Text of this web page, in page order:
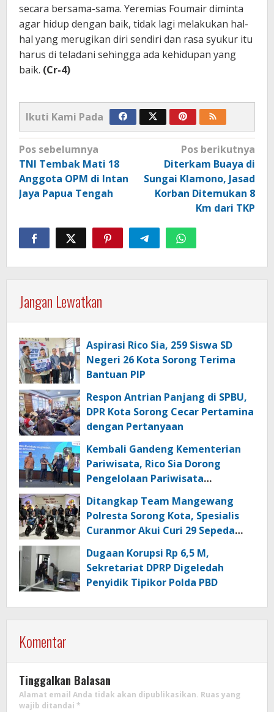
secara bersama-sama. Yeremias Foumair diminta
agar hidup dengan baik, tidak lagi melakukan hal-
hal yang merugikan diri sendiri dan rasa syukur itu
harus di teladani sehingga ada kehidupan yang
baik. (Cr-4)
Ikuti Kami Pada
Navigasi
pos
Pos sebelumnya
TNI Tembak Mati 18
Anggota OPM di Intan
Jaya Papua Tengah
Pos berikutnya
Diterkam Buaya di
Sungai Klamono, Jasad
Korban Ditemukan 8
Km dari TKP
Jangan Lewatkan
Aspirasi Rico Sia, 259 Siswa SD
Negeri 26 Kota Sorong Terima
Bantuan PIP
Respon Antrian Panjang di SPBU,
DPR Kota Sorong Cecar Pertamina
dengan Pertanyaan
Kembali Gandeng Kementerian
Pariwisata, Rico Sia Dorong
Pengelolaan Pariwisata
Ditangkap Team Mangewang
Polresta Sorong Kota, Spesialis
Curanmor Akui Curi 29 Sepeda
Dugaan Korupsi Rp 6,5 M,
Sekretariat DPRP Digeledah
Penyidik Tipikor Polda PBD
Komentar
Tinggalkan Balasan
Alamat email Anda tidak akan dipublikasikan. Ruas yang
wajib ditandai *